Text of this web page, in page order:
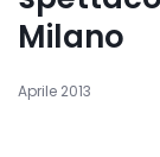
Milano
Aprile 2013